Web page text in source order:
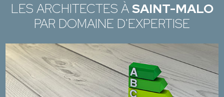
LES ARCHITECTES ÀSAINT-MALO
PAR DOMAINE D'EXPERTISE